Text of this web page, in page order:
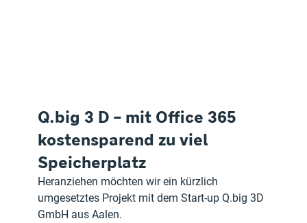
Q.big 3 D – mit Office 365
kostensparend zu viel
Speicherplatz
Heranziehen möchten wir ein kürzlich
umgesetztes Projekt mit dem Start-up Q.big 3D
GmbH aus Aalen.